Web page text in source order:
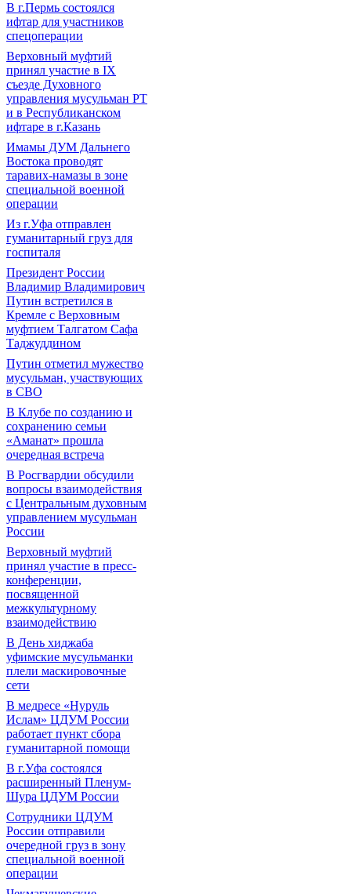
В г.Пермь состоялся
ифтар для участников
спецоперации
Верховный муфтий
принял участие в IХ
съезде Духовного
управления мусульман РТ
и в Республиканском
ифтаре в г.Казань
Имамы ДУМ Дальнего
Востока проводят
таравих-намазы в зоне
специальной военной
операции
Из г.Уфа отправлен
гуманитарный груз для
госпиталя
Президент России
Владимир Владимирович
Путин встретился в
Кремле с Верховным
муфтием Талгатом Сафа
Таджуддином
Путин отметил мужество
мусульман, участвующих
в СВО
В Клубе по созданию и
сохранению семьи
«Аманат» прошла
очередная встреча
В Росгвардии обсудили
вопросы взаимодействия
с Центральным духовным
управлением мусульман
России
Верховный муфтий
принял участие в пресс-
конференции,
посвященной
межкультурному
взаимодействию
В День хиджаба
уфимские мусульманки
плели маскировочные
сети
В медресе «Нуруль
Ислам» ЦДУМ России
работает пункт сбора
гуманитарной помощи
В г.Уфа состоялся
расширенный Пленум-
Шура ЦДУМ России
Сотрудники ЦДУМ
России отправили
очередной груз в зону
специальной военной
операции